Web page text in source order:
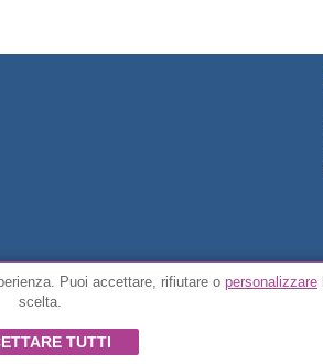
recensioni dei clienti verificate
riservati FunToCome
Puoi accettare, rifiutare o personalizzare
scelta.
TUTTI